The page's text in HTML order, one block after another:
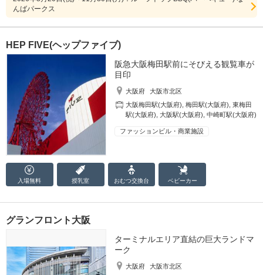
んばパークス
HEP FIVE(ヘップファイブ)
阪急大阪梅田駅前にそびえる観覧車が
目印
大阪府
大阪市北区
大阪梅田駅(大阪府) ,梅田駅(大阪府) ,東梅田
駅(大阪府) ,大阪駅(大阪府) ,中崎町駅(大阪府)
ファッションビル・商業施設
入場無料 授乳室 おむつ交換台 ベビーカー
グランフロント大阪
ターミナルエリア直結の巨大ランドマ
ーク
大阪府
大阪市北区